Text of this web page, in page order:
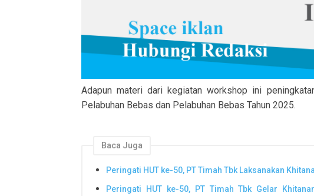
Adapun materi dari kegiatan workshop ini
Pelabuhan Bebas dan Pelabuhan Bebas Tahun 2025.
Baca Juga
Peringati HUT ke-50, PT Timah Tbk Laksanakan
Peringati HUT ke-50, PT Timah Tbk Gelar